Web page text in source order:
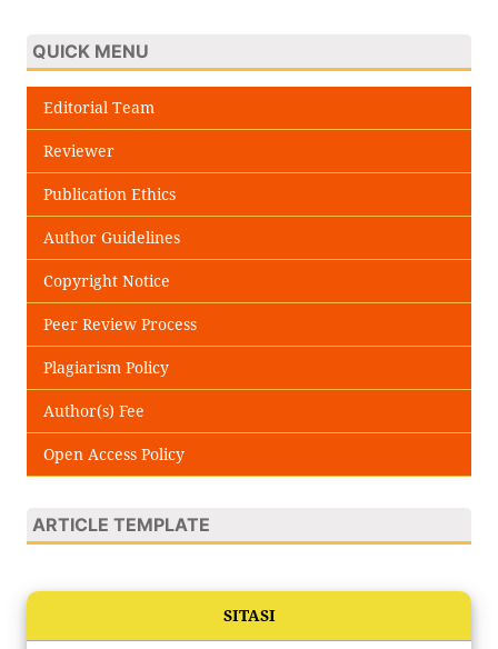
QUICK MENU
Editorial Team
Reviewer
Publication Ethics
Author Guidelines
Copyright Notice
Peer Review Process
Plagiarism Policy
Author(s) Fee
Open Access Policy
ARTICLE TEMPLATE
SITASI